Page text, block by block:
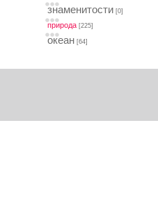
знаменитости [0]
природа [225]
океан [64]